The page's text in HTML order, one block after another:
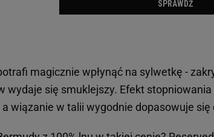
magicznie wpłynąć na sylwetkę -
wydaje się smuklejszy. Efekt
a wiązanie w talii wygodnie dopasowuje